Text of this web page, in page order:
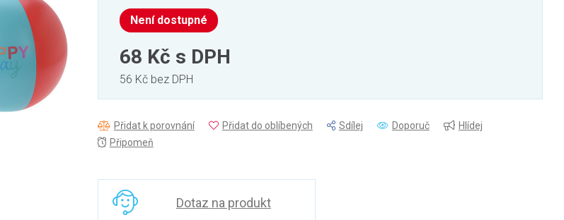
Není dostupné
68 Kč s DPH
56 Kč bez DPH
Přidat k porovnání Přidat do oblíbených Sdílej Doporuč
Hlídej
Připomeň
Dotaz na produkt